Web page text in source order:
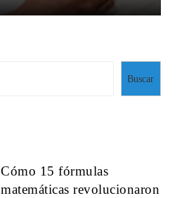
Buscar
Cómo 15 fórmulas
matemáticas revolucionaron